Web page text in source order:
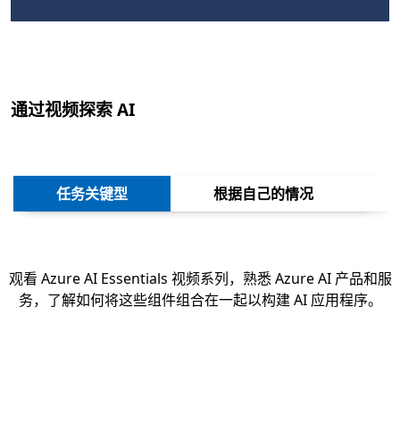
通过视频探索 AI
任务关键型 根据自己的情况
观看 Azure AI Essentials 视频系列，熟悉 Azure AI 产品和服
务，了解如何将这些组件组合在一起以构建 AI 应用程序。